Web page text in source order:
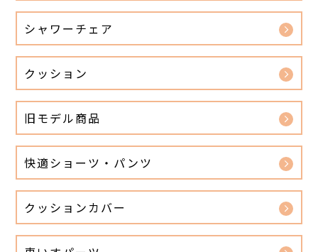
シャワーチェア
クッション
旧モデル商品
快適ショーツ・パンツ
クッションカバー